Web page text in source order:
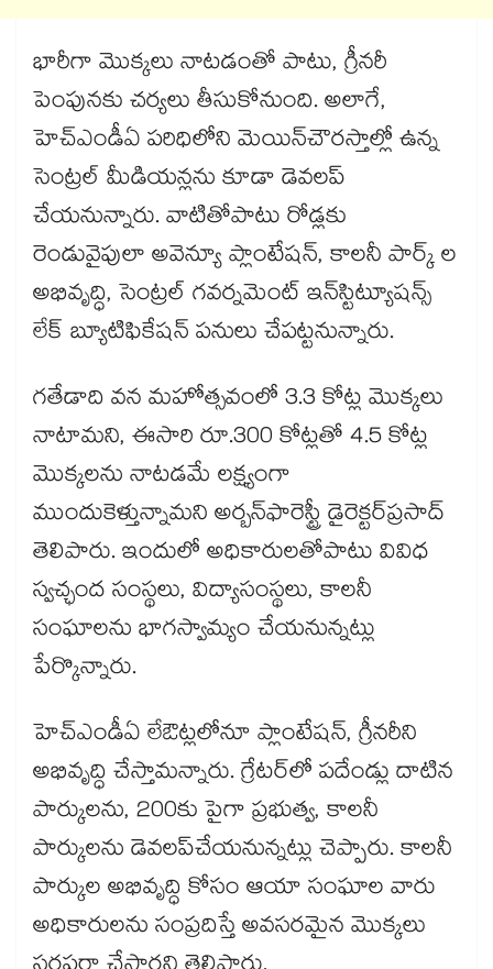
భారీగా మొక్కలు నాటడంతో పాటు, గ్రీనరీ
పెంపునకు చర్యలు తీసుకోనుంది. అలాగే,
హెచ్ఎండీఏ పరిధిలోని మెయిన్​చౌరస్తాల్లో ఉన్న
సెంట్రల్ మీడియన్లను కూడా డెవలప్​
చేయనున్నారు. వాటితోపాటు రోడ్లకు
రెండువైపులా అవెన్యూ ప్లాంటేషన్, కాలనీ పార్క్ ల
అభివృద్ధి, సెంట్రల్ గవర్నమెంట్ ఇన్​స్టిట్యూషన్స్​
లేక్ బ్యూటిఫికేషన్ పనులు చేపట్టనున్నారు.
గతేడాది వన మహోత్సవంలో 3.3 కోట్ల మొక్కలు
నాటామని, ఈసారి రూ.300 కోట్లతో 4.5 కోట్ల
మొక్కలను నాటడమే లక్ష్యంగా
ముందుకెళ్తున్నామని అర్బన్​ఫారెస్ట్రీ డైరెక్టర్​ప్రసాద్​
తెలిపారు. ఇందులో అధికారులతోపాటు వివిధ
స్వచ్ఛంద సంస్థలు, విద్యాసంస్థలు, కాలనీ
సంఘాలను భాగస్వామ్యం చేయనున్నట్లు
పేర్కొన్నారు.
హెచ్ఎండీఏ లేఔట్లలోనూ ప్లాంటేషన్, గ్రీనరీని
అభివృద్ధి చేస్తామన్నారు. గ్రేటర్​లో పదేండ్లు దాటిన
పార్కులను, 200కు పైగా ప్రభుత్వ, కాలనీ
పార్కులను డెవలప్​చేయనున్నట్లు చెప్పారు. కాలనీ
పార్కుల అభివృద్ధి కోసం ఆయా సంఘాల వారు
అధికారులను సంప్రదిస్తే అవసరమైన మొక్కలు